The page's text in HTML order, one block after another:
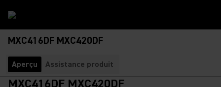
MXC416DF MXC420DF
Aperçu Assistance produit
MXC416DF MXC420DF